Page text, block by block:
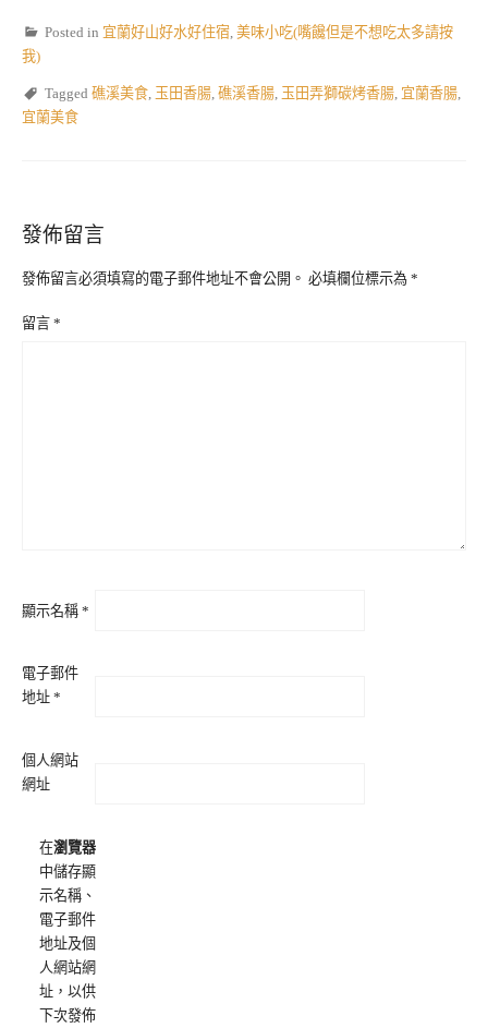
Posted in 宜蘭好山好水好住宿 美味小吃(嘴饞但是不想吃太多請按
我)
Tagged 礁溪美食 玉田香腸 礁溪香腸 玉田弄獅碳烤香腸 宜蘭香腸
宜蘭美食
發佈留言
發佈留言必須填寫的電子郵件地址不會公開。 必填欄位標示為 *
留言 *
顯示名稱 *
電子郵件
地址 *
個人網站
網址
在瀏覽器
中儲存顯
示名稱、
電子郵件
地址及個
人網站網
址，以供
下次發佈